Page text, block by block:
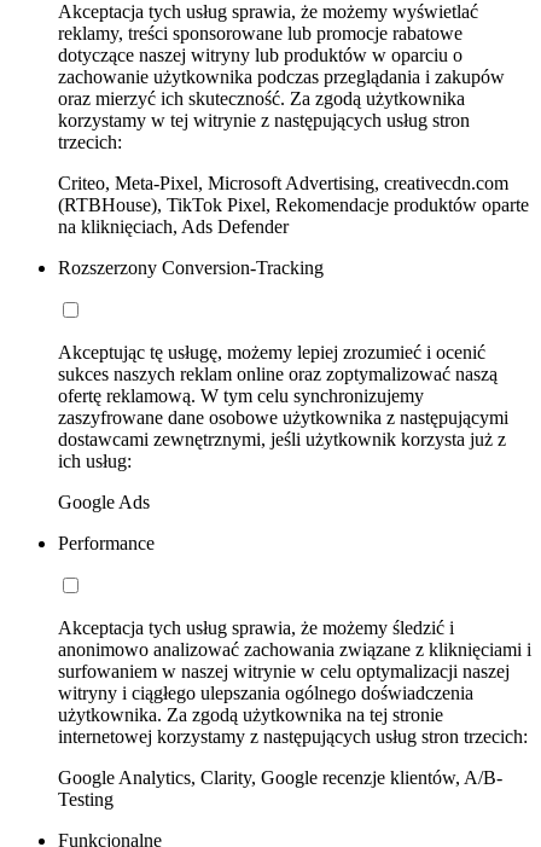
Akceptacja tych usług sprawia, że możemy wyświetlać
reklamy, treści sponsorowane lub promocje rabatowe
dotyczące naszej witryny lub produktów w oparciu o
zachowanie użytkownika podczas przeglądania i zakupów
oraz mierzyć ich skuteczność. Za zgodą użytkownika
korzystamy w tej witrynie z następujących usług stron
trzecich:
Criteo, Meta-Pixel, Microsoft Advertising, creativecdn.com
(RTBHouse), TikTok Pixel, Rekomendacje produktów oparte
na kliknięciach, Ads Defender
Rozszerzony Conversion-Tracking
Akceptując tę usługę, możemy lepiej zrozumieć i ocenić
sukces naszych reklam online oraz zoptymalizować naszą
ofertę reklamową. W tym celu synchronizujemy
zaszyfrowane dane osobowe użytkownika z następującymi
dostawcami zewnętrznymi, jeśli użytkownik korzysta już z
ich usług:
Google Ads
Performance
Akceptacja tych usług sprawia, że możemy śledzić i
anonimowo analizować zachowania związane z kliknięciami i
surfowaniem w naszej witrynie w celu optymalizacji naszej
witryny i ciągłego ulepszania ogólnego doświadczenia
użytkownika. Za zgodą użytkownika na tej stronie
internetowej korzystamy z następujących usług stron trzecich:
Google Analytics, Clarity, Google recenzje klientów, A/B-
Testing
Funkcjonalne